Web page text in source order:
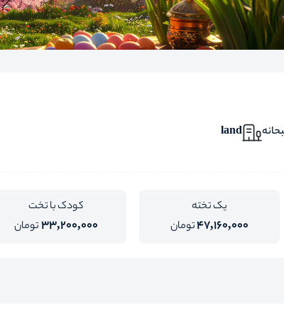
land
یک تخته
47,160,000تومان
کودک با تخت
33,200,000تومان